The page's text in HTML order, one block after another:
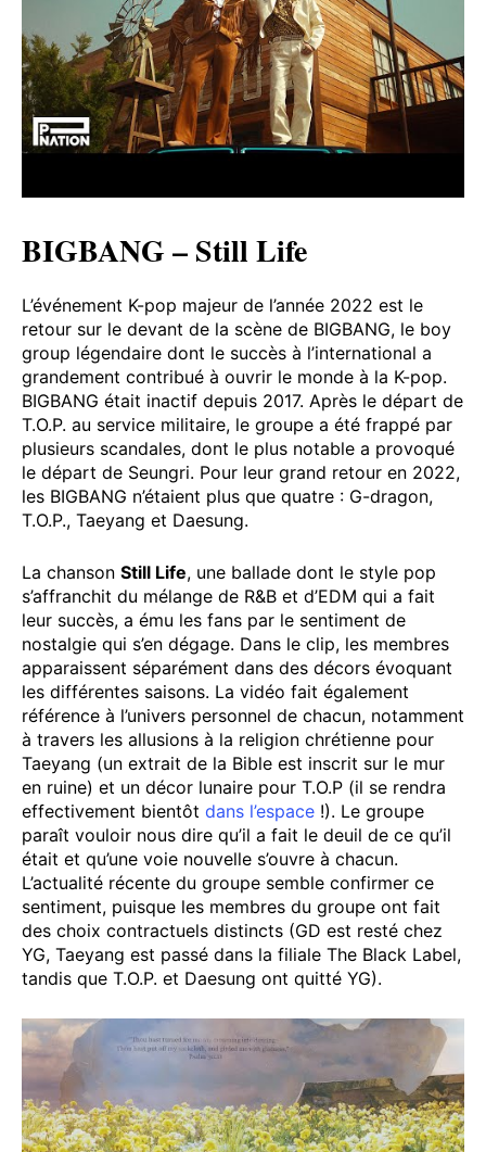
BIGBANG – Still Life
L’événement K-pop majeur de l’année 2022 est le
retour sur le devant de la scène de BIGBANG, le boy
group légendaire dont le succès à l’international a
grandement contribué à ouvrir le monde à la K-pop.
BIGBANG était inactif depuis 2017. Après le départ de
T.O.P. au service militaire, le groupe a été frappé par
plusieurs scandales, dont le plus notable a provoqué
le départ de Seungri. Pour leur grand retour en 2022,
les BIGBANG n’étaient plus que quatre : G-dragon,
T.O.P., Taeyang et Daesung.
La chanson Still Life, une ballade dont le style pop
s’affranchit du mélange de R&B et d’EDM qui a fait
leur succès, a ému les fans par le sentiment de
nostalgie qui s’en dégage. Dans le clip, les membres
apparaissent séparément dans des décors évoquant
les différentes saisons. La vidéo fait également
référence à l’univers personnel de chacun, notamment
à travers les allusions à la religion chrétienne pour
Taeyang (un extrait de la Bible est inscrit sur le mur
en ruine) et un décor lunaire pour T.O.P (il se rendra
effectivement bientôt dans l’espace !). Le groupe
paraît vouloir nous dire qu’il a fait le deuil de ce qu’il
était et qu’une voie nouvelle s’ouvre à chacun.
L’actualité récente du groupe semble confirmer ce
sentiment, puisque les membres du groupe ont fait
des choix contractuels distincts (GD est resté chez
YG, Taeyang est passé dans la filiale The Black Label,
tandis que T.O.P. et Daesung ont quitté YG).